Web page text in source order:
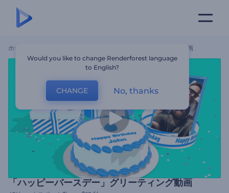
ホーム 「ハッピーバースデー」グリーティング動画
「ハッピーバースデー」グリーティング動画
Would you like to change Renderforest language
to English?
CHANGE No, thanks